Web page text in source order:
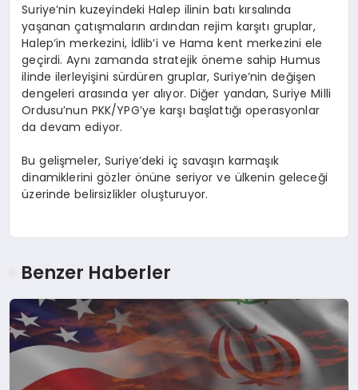
Suriye’nin kuzeyindeki Halep ilinin batı kırsalında
yaşanan çatışmaların ardından rejim karşıtı gruplar,
Halep’in merkezini, İdlib’i ve Hama kent merkezini ele
geçirdi. Aynı zamanda stratejik öneme sahip Humus
ilinde ilerleyişini sürdüren gruplar, Suriye’nin değişen
dengeleri arasında yer alıyor. Diğer yandan, Suriye Milli
Ordusu’nun PKK/YPG’ye karşı başlattığı operasyonlar
da devam ediyor.
Bu gelişmeler, Suriye’deki iç savaşın karmaşık
dinamiklerini gözler önüne seriyor ve ülkenin geleceği
üzerinde belirsizlikler oluşturuyor.
Benzer Haberler